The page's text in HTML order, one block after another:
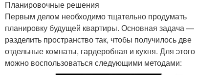
Планировочные решения
Первым делом необходимо тщательно продумать
планировку будущей квартиры. Основная задача —
разделить пространство так, чтобы получилось две
отдельные комнаты, гардеробная и кухня. Для этого
можно воспользоваться следующими методами: